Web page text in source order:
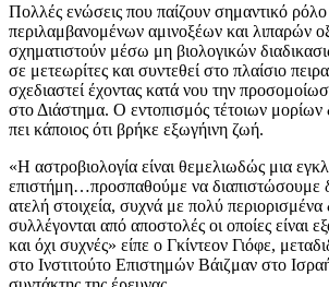
Πολλές ενώσεις που παίζουν σημαντικό ρόλο
περιλαμβανομένων αμινοξέων και λιπαρών
σχηματιστούν μέσω μη βιολογικών
σε μετεωρίτες και συντεθεί στο πλαίσιο
σχεδιαστεί έχοντας κατά νου την
στο Διάστημα. Ο εντοπισμός τέτοιων μορίων
πει κάποιος ότι βρήκε εξωγήινη ζωή.
«Η αστροβιολογία είναι θεμελιωδώς μια
επιστήμη…προσπαθούμε να διαπιστώσουμε
ατελή στοιχεία, συχνά με πολύ
συλλέγονται από αποστολές οι οποίες είναι
και όχι συχνές» είπε ο Γκίντεον Γιόφε,
στο Ινστιτούτο Επιστημών Βάιζμαν στο